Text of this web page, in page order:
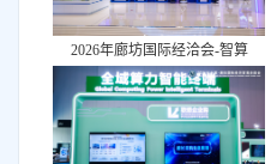
2026年廊坊国际经洽会-智算